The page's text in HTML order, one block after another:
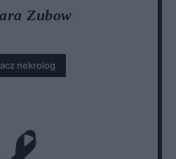
Zubow
nekrolog